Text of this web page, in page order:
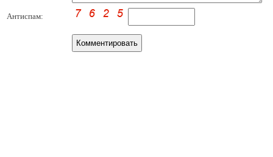
Антиспам: